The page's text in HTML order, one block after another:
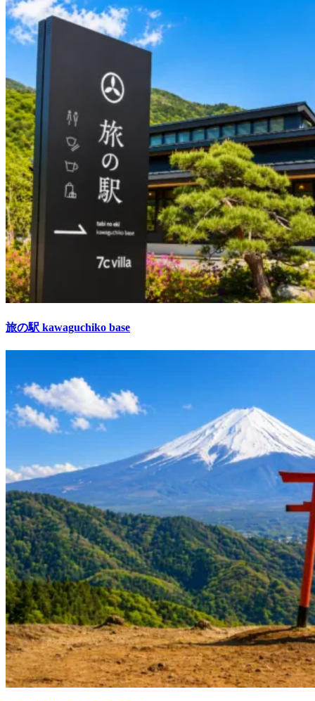
旅の駅 kawaguchiko base